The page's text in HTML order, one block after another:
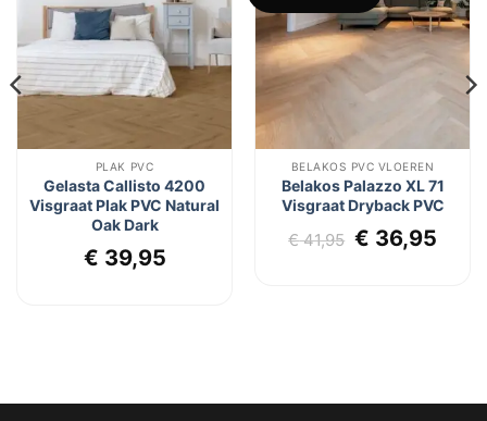
aan
verlanglijst
PLAK PVC
Gelasta Callisto 4200
Visgraat Plak PVC Natural
Oak Dark
€ 39,95
aan
verlanglijst
BELAKOS PVC VLOEREN
Belakos Palazzo XL 71
Visgraat Dryback PVC
€41,95 € 36,95